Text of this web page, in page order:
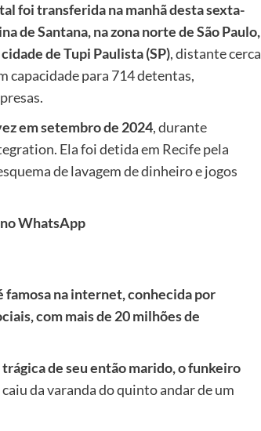
foi transferida na manhã desta sexta-
de Santana, na zona norte de São Paulo,
de Tupi Paulista (SP), distante cerca
capacidade para 714 detentas,
em setembro de 2024, durante
Ela foi detida em Recife pela
de lavagem de dinheiro e jogos
no WhatsApp
famosa na internet, conhecida por
com mais de 20 milhões de
de seu então marido, o funkeiro
caiu da varanda do quinto andar de um